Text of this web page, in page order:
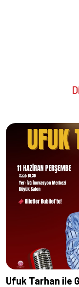
Ufuk Tarhan ile